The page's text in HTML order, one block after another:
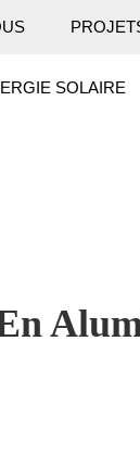
SOLAIRE